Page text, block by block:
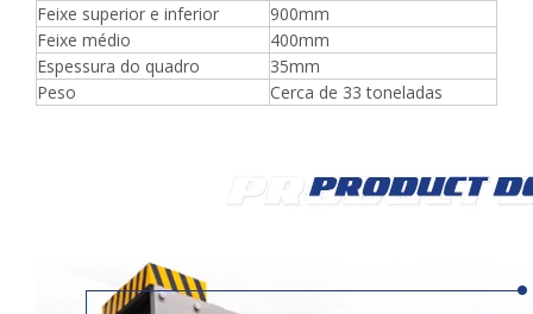
Feixe superior e inferior
900mm
Feixe médio
400mm
Espessura do quadro
35mm
Peso
Cerca de 33 toneladas